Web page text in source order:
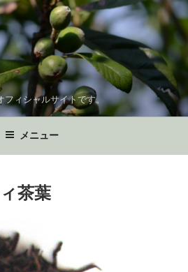
ィシャルサイトです。
メニュー
茶葉